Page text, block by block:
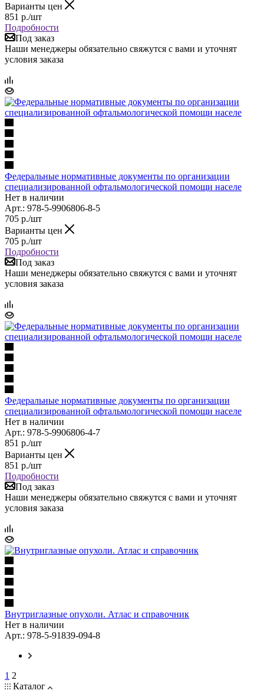
Варианты цен
851 р./шт
Подробности
Под заказ
Наши менеджеры обязательно свяжутся с вами и уточнят
условия заказа
Федеральные нормативные документы по организации
специализированной офтальмологической помощи населе
Нет в наличии
Арт.: 978-5-9906806-8-5
705 р./шт
Варианты цен
705 р./шт
Подробности
Под заказ
Наши менеджеры обязательно свяжутся с вами и уточнят
условия заказа
Федеральные нормативные документы по организации
специализированной офтальмологической помощи населе
Нет в наличии
Арт.: 978-5-9906806-4-7
851 р./шт
Варианты цен
851 р./шт
Подробности
Под заказ
Наши менеджеры обязательно свяжутся с вами и уточнят
условия заказа
Внутриглазные опухоли. Атлас и справочник
Нет в наличии
Арт.: 978-5-91839-094-8
1 2
Каталог